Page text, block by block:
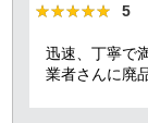
★★★★★
★★★★★ 5
迅速、丁寧で
業者さんに廃
たことがあ